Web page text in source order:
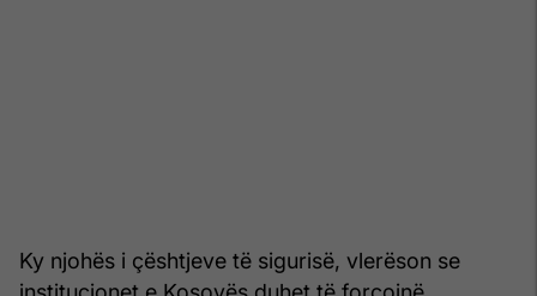
Ky njohës i çështjeve të sigurisë, vlerëson se